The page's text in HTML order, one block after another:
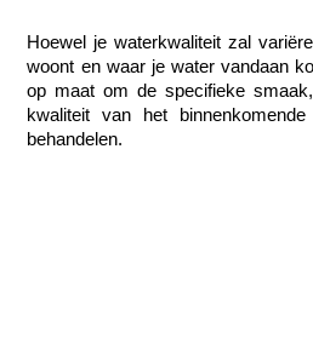
Hoewel je waterkwaliteit zal
woont en waar je water vandaan
op maat om de specifieke
kwaliteit van het
behandelen.